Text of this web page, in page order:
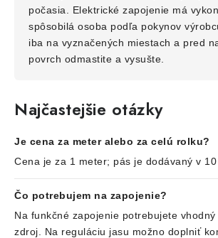
počasia. Elektrické zapojenie má
spôsobilá osoba podľa pokynov
iba na vyznačených miestach a pred
povrch odmastite a vysušte.
Najčastejšie otázky
Je cena za meter alebo za celú rolku?
Cena je za 1 meter; pás je dodávaný v 10
Čo potrebujem na zapojenie?
Na funkčné zapojenie potrebujete
zdroj. Na reguláciu jasu možno doplniť